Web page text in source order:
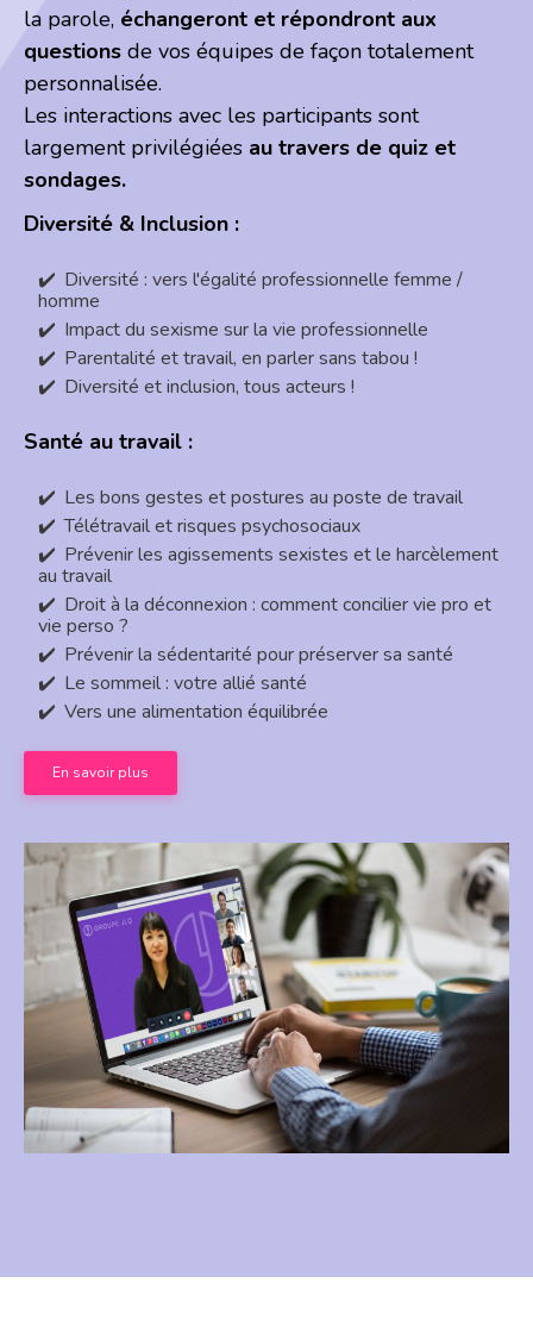
la parole, échangeront et répondront aux
questions de vos équipes de façon totalement
personnalisée.
Les interactions avec les participants sont
largement privilégiées au travers de quiz et
sondages.
Diversité & Inclusion :
Diversité : vers l'égalité professionnelle femme /
homme
Impact du sexisme sur la vie professionnelle
Parentalité et travail, en parler sans tabou !
Diversité et inclusion, tous acteurs !
Santé au travail :
Les bons gestes et postures au poste de travail
Télétravail et risques psychosociaux
Prévenir les agissements sexistes et le harcèlement
au travail
Droit à la déconnexion : comment concilier vie pro et
vie perso ?
Prévenir la sédentarité pour préserver sa santé
Le sommeil : votre allié santé
Vers une alimentation équilibrée
En savoir plus